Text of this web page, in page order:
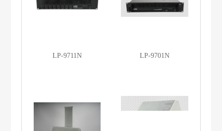
LP-9711N LP-9701N